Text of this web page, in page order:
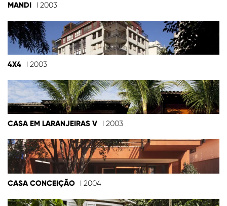
MANDI I 2003
4X4 I 2003
CASA EM LARANJEIRAS V I 2003
CASA CONCEIÇÃO I 2004